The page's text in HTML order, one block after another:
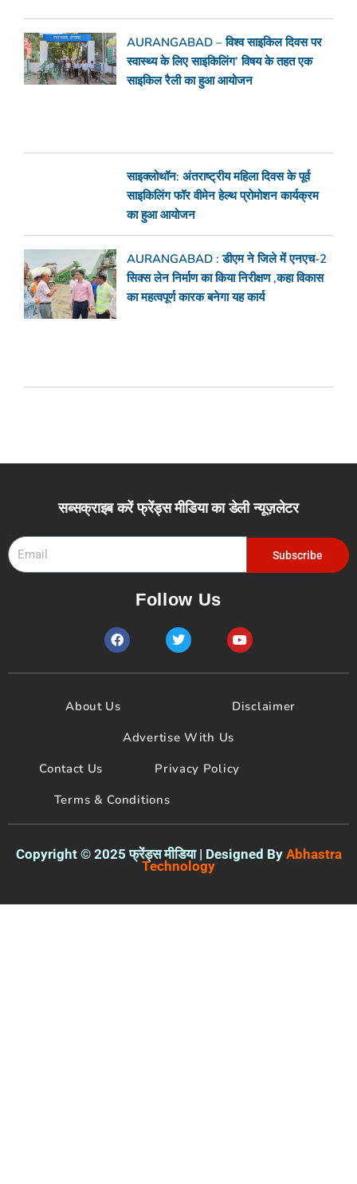
AURANGABAD – विश्व साइकिल दिवस पर
स्वास्थ्य के लिए साइकिलिंग’ विषय के तहत एक
साइकिल रैली का हुआ आयोजन
साइक्लोथॉन: अंतराष्ट्रीय महिला दिवस के पूर्व
साइकिलिंग फॉर वीमेन हेल्थ प्रोमोशन कार्यक्रम
का हुआ आयोजन
AURANGABAD : डीएम ने जिले में एनएच-2
सिक्स लेन निर्माण का किया निरीक्षण ,कहा विकास
का महत्वपूर्ण कारक बनेगा यह कार्य
सब्सक्राइब करें फ्रेंड्स मीडिया का डेली न्यूज़लेटर
Subscribe
Follow Us
F
a
c
e
o
T
w
i
t
Y
o
u
t
e
About Us
Disclaimer
Advertise With Us
Contact Us
Privacy Policy
Terms & Conditions
Copyright © 2025 फ्रेंड्स मीडिया | Designed By Abhastra
Technology